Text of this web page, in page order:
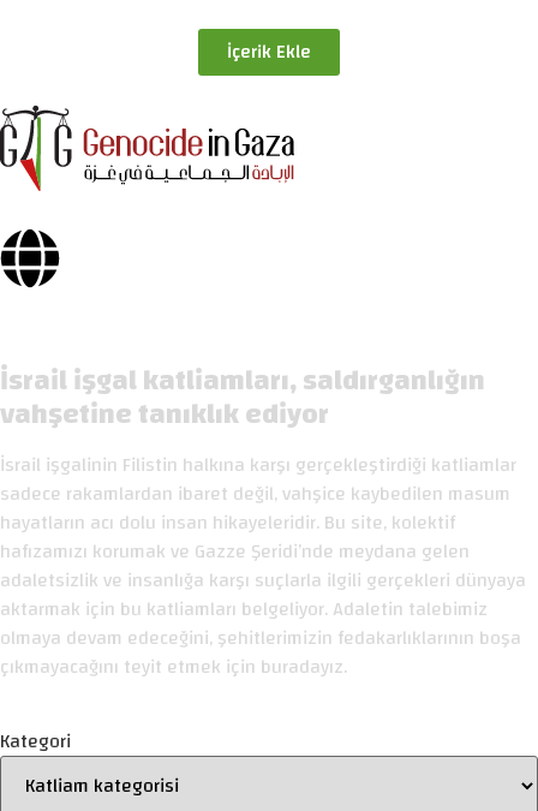
İçerik Ekle
İsrail işgal katliamları, saldırganlığın
vahşetine tanıklık ediyor
İsrail işgalinin Filistin halkına karşı gerçekleştirdiği katliamlar
sadece rakamlardan ibaret değil, vahşice kaybedilen masum
hayatların acı dolu insan hikayeleridir. Bu site, kolektif
hafızamızı korumak ve Gazze Şeridi’nde meydana gelen
adaletsizlik ve insanlığa karşı suçlarla ilgili gerçekleri dünyaya
aktarmak için bu katliamları belgeliyor. Adaletin talebimiz
olmaya devam edeceğini, şehitlerimizin fedakarlıklarının boşa
çıkmayacağını teyit etmek için buradayız.
Kategori